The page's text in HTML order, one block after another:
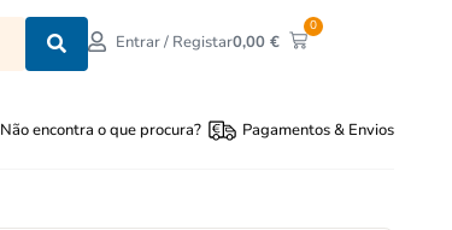
Entrar / Registar0,00€
0
Não encontra o que procura? Pagamentos & Envios